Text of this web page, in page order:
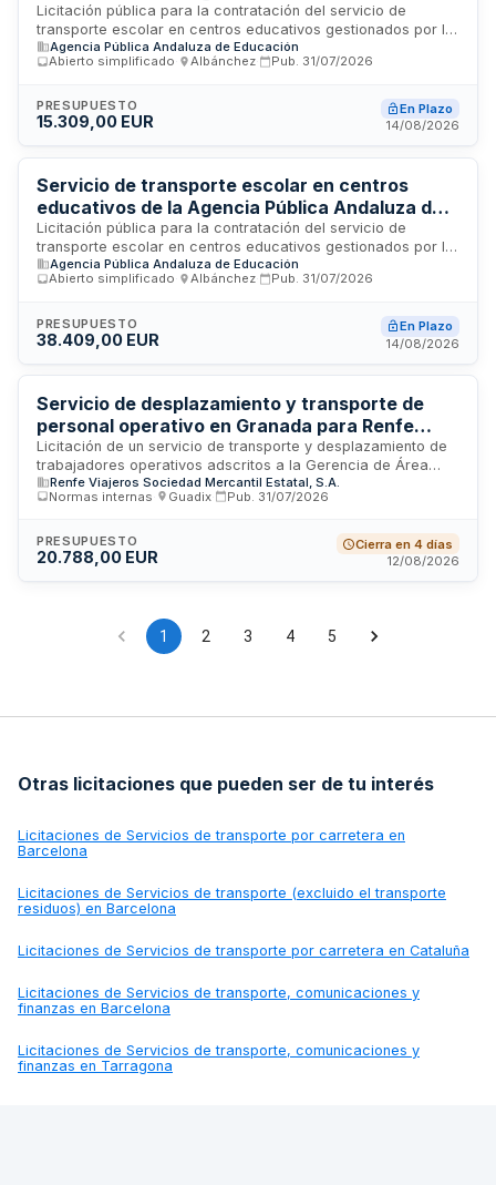
Educación
Licitación pública para la contratación del servicio de
transporte escolar en centros educativos gestionados por la
Agencia Pública Andaluza de Educación. El contrato incluye
el desplazamiento de estudiantes entre domicilios y centros
normativa de transporte de menores. La Agencia Pública
Andaluza de Educación busca adjudicar este servicio a
experiencia en rutas educativas y cumplimiento de
estándares de seguridad infantil.
Agencia Pública Andaluza de Educación
Abierto simplificado
Albánchez Pub. 31/07/2026
PRESUPUESTO
15.309,00 EUR
En Plazo
14/08/2026
Servicio de transporte escolar en centros
educativos de la Agencia Pública Andaluza de
Educación
Licitación pública para la contratación del servicio de
transporte escolar en centros educativos gestionados por la
Agencia Pública Andaluza de Educación. El servicio
comprende el desplazamiento de alumnado entre sus
educativas complementarias. La Agencia Pública Andaluza
de Educación, organismo responsable de la gestión
en transporte de escolares que garanticen seguridad,
puntualidad y cumplimiento de la normativa vigente de
transporte de menores.
Agencia Pública Andaluza de Educación
Abierto simplificado
Albánchez Pub. 31/07/2026
PRESUPUESTO
38.409,00 EUR
En Plazo
14/08/2026
Servicio de desplazamiento y transporte de
personal operativo en Granada para Renfe
Viajeros
Licitación de un servicio de transporte y desplazamiento de
trabajadores operativos adscritos a la Gerencia de Área
Servicios Comerciales Sur de Renfe Viajeros en el ámbito de
Granada. El servicio comprende la recogida y traslado de
servicio ferroviario que se requieran, con una duración
prevista de doce meses a partir de octubre de dos mil
Renfe Viajeros Sociedad Mercantil Estatal, S.A.
Normas internas
Guadix Pub. 31/07/2026
PRESUPUESTO
20.788,00 EUR
Cierra en 4 días
12/08/2026
1 2 3 4 5
Otras licitaciones que pueden ser de tu interés
Licitaciones de Servicios de transporte por carretera en
Barcelona
Licitaciones de Servicios de transporte (excluido el transporte
residuos) en Barcelona
Licitaciones de Servicios de transporte por carretera en Cataluña
Licitaciones de Servicios de transporte, comunicaciones y
finanzas en Barcelona
Licitaciones de Servicios de transporte, comunicaciones y
finanzas en Tarragona